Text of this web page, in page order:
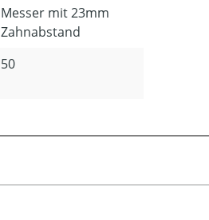
Messer mit 23mm
Zahnabstand
50